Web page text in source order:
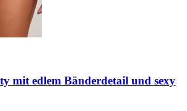
mit edlem Bänderdetail und sexy